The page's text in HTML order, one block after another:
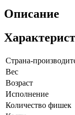
Описание
Страна-
Вес
Возраст
Исполнение
Количество фишек